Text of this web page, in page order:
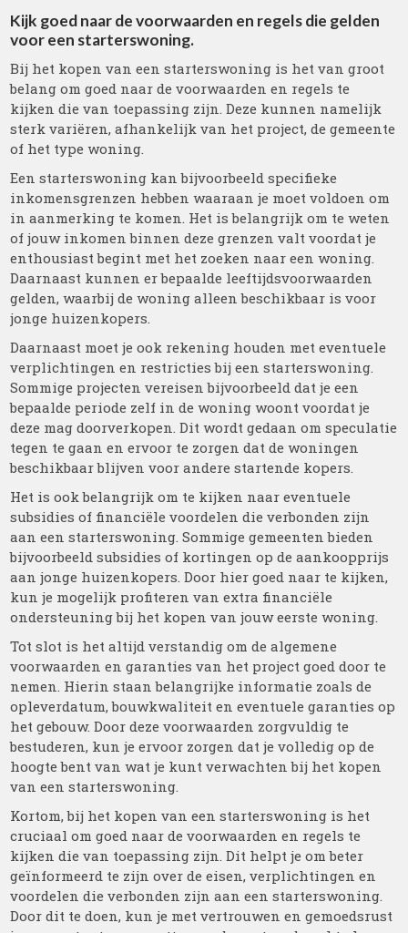
Kijk goed naar de voorwaarden en regels die gelden
voor een starterswoning.
Bij het kopen van een starterswoning is het van groot
belang om goed naar de voorwaarden en regels te
kijken die van toepassing zijn. Deze kunnen namelijk
sterk variëren, afhankelijk van het project, de gemeente
of het type woning.
Een starterswoning kan bijvoorbeeld specifieke
inkomensgrenzen hebben waaraan je moet voldoen om
in aanmerking te komen. Het is belangrijk om te weten
of jouw inkomen binnen deze grenzen valt voordat je
enthousiast begint met het zoeken naar een woning.
Daarnaast kunnen er bepaalde leeftijdsvoorwaarden
gelden, waarbij de woning alleen beschikbaar is voor
jonge huizenkopers.
Daarnaast moet je ook rekening houden met eventuele
verplichtingen en restricties bij een starterswoning.
Sommige projecten vereisen bijvoorbeeld dat je een
bepaalde periode zelf in de woning woont voordat je
deze mag doorverkopen. Dit wordt gedaan om speculatie
tegen te gaan en ervoor te zorgen dat de woningen
beschikbaar blijven voor andere startende kopers.
Het is ook belangrijk om te kijken naar eventuele
subsidies of financiële voordelen die verbonden zijn
aan een starterswoning. Sommige gemeenten bieden
bijvoorbeeld subsidies of kortingen op de aankoopprijs
aan jonge huizenkopers. Door hier goed naar te kijken,
kun je mogelijk profiteren van extra financiële
ondersteuning bij het kopen van jouw eerste woning.
Tot slot is het altijd verstandig om de algemene
voorwaarden en garanties van het project goed door te
nemen. Hierin staan belangrijke informatie zoals de
opleverdatum, bouwkwaliteit en eventuele garanties op
het gebouw. Door deze voorwaarden zorgvuldig te
bestuderen, kun je ervoor zorgen dat je volledig op de
hoogte bent van wat je kunt verwachten bij het kopen
van een starterswoning.
Kortom, bij het kopen van een starterswoning is het
cruciaal om goed naar de voorwaarden en regels te
kijken die van toepassing zijn. Dit helpt je om beter
geïnformeerd te zijn over de eisen, verplichtingen en
voordelen die verbonden zijn aan een starterswoning.
Door dit te doen, kun je met vertrouwen en gemoedsrust